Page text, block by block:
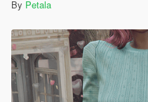
By Petala